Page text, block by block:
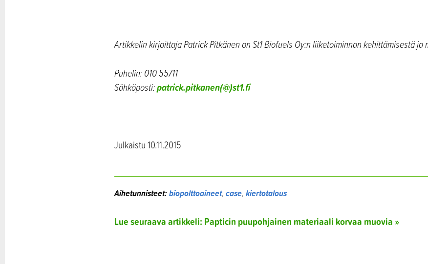
Artikkelin kirjoittaja Patrick Pitkänen on St1 Biofuels Oy:n liiketoiminnan kehittämisestä ja
Puhelin: 010 55711
Sähköposti:patrick.pitkanen(@)st1.fi
Julkaistu 10.11.2015
Aihetunnisteet:biopolttoaineet, case, kiertotalous
Lue seuraava artikkeli: Papticin puupohjainen materiaali korvaa muovia »